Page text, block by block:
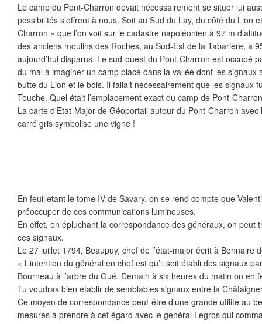
Le camp du Pont-Charron devait nécessairement se situer lui
possibilités s’offrent à nous. Soit au Sud du Lay, du côté du Lion
Charron » que l’on voit sur le cadastre napoléonien à 97 m
des anciens moulins des Roches, au Sud-Est de la Tabarière, à
aujourd’hui disparus. Le sud-ouest du Pont-Charron est occupé
du mal à imaginer un camp placé dans la vallée dont les signaux
butte du Lion et le bois. Il fallait nécessairement que les signaux
Touche. Quel était l’emplacement exact du camp de Pont-
La carte d'Etat-Major de Géoportail autour du Pont-Charron
carré gris symbolise une vigne !
En feuilletant le tome IV de Savary, on se rend compte que
préoccuper de ces communications lumineuses.
En effet, en épluchant la correspondance des généraux, on peut
ces signaux.
Le 27 juillet 1794, Beaupuy, chef de l’état-major écrit à Bonnaire
« L’intention du général en chef est qu’il soit établi des signaux
Bourneau à l’arbre du Gué. Demain à six heures du matin on en
Tu voudras bien établir de semblables signaux entre la
Ce moyen de correspondance peut-être d’une grande utilité au
mesures à prendre à cet égard avec le général Legros qui